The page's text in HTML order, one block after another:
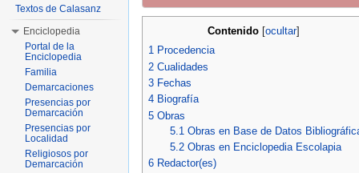
Contenido ocultar]
1 Procedencia
2 Cualidades
3 Fechas
4 Biografía
5 Obras
5.1 Obras en Base de Datos
5.2 Obras en Enciclopedia Escolapia
6 Redactor(es)
Textos de Calasanz
Enciclopedia
Portal de la
Enciclopedia
Familia
Demarcaciones
Presencias por
Demarcación
Presencias por
Localidad
Religiosos por
Demarcación